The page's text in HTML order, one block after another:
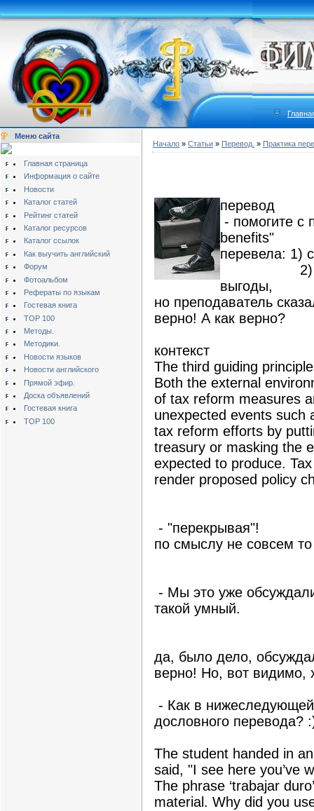
Меню сайта
Главная страница
Информация о сайте
Новости
Каталог статей
Рейтинг статей
Каталог ресурсов
Каталог ссылок
Как выучить английский
Форум
Фотоальбом
Рефераты по языкам
Гостевая книга
TOP 100
Методы.
Методики.
Новости языков
Новости английского
Прямой эфир.
Доска объявлений
Гостевая книга
TOP 100
Начало » Статьи » Перевод. » Практика
перевод
- помогите с
benefits"
перевела: 1)
2) сводя
выгоды,
но преподаватель
верно! А как верно?
контекст
The third guiding
Both the external
of tax reform measures
unexpected events such
tax reform efforts by
treasury or masking the
expected to produce.
render proposed policy
- "перекрывая"!
по смыслу не совсем
- Мы это уже
такой умный.
да, было дело,
верно! Но, вот видимо,
- Как в нижеследующей
дословного перевода?
The student handed in
said, "I see here you’ve
The phrase ‘trabajar
material. Why did you